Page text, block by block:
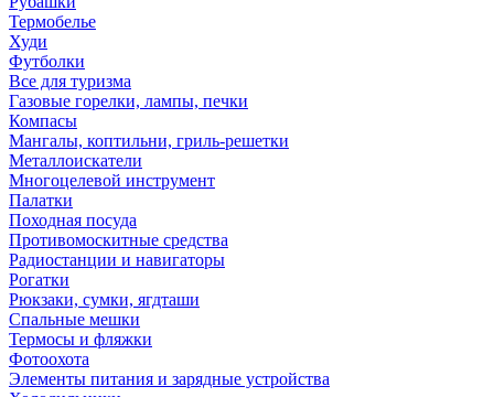
Термобелье
Худи
Футболки
Все для туризма
Газовые горелки, лампы, печки
Компасы
Мангалы, коптильни, гриль-решетки
Металлоискатели
Многоцелевой инструмент
Палатки
Походная посуда
Противомоскитные средства
Радиостанции и навигаторы
Рогатки
Рюкзаки, сумки, ягдташи
Спальные мешки
Термосы и фляжки
Фотоохота
Элементы питания и зарядные устройства